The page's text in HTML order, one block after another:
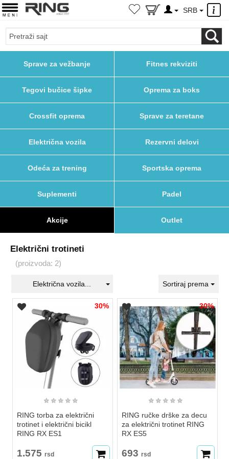
×
SRB
Sprave za vežbanje Fitnes rekviziti
Tegovi bučice šipke Oprema za boks
Crossfit oprema Sprave za teretane
Električna vozila Rezervni delovi
Odeća za trening Sportska oprema
Suplementi Padel
Akcije Outlet
Električni trotineti
(proizvoda: 2)
Električna vozila... Sortiraj prema
30%
★ ★ ★ ★ ★
RING torba za električni
trotinet i električni bicikl
RING RX ES1
1.575 rsd
30%
★ ★ ★ ★ ★
RING ručke drške za decu
za električni trotinet RING
RX ES5
693 rsd